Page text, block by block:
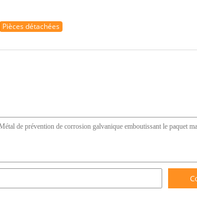
Pièces détachées